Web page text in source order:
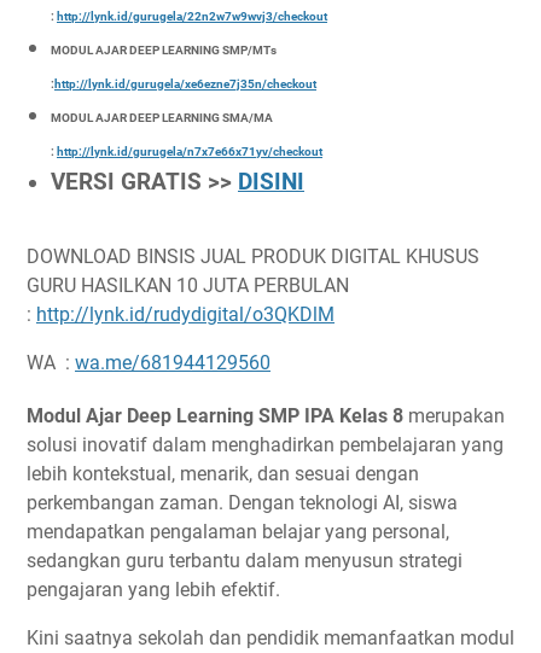
: http://lynk.id/gurugela/22n2w7w9wvj3/checkout
MODUL AJAR DEEP LEARNING SMP/MTs
: http://lynk.id/gurugela/xe6ezne7j35n/checkout
MODUL AJAR DEEP LEARNING SMA/MA
: http://lynk.id/gurugela/n7x7e66x71yv/checkout
VERSI GRATIS >> DISINI
DOWNLOAD BINSIS JUAL PRODUK DIGITAL KHUSUS
GURU HASILKAN 10 JUTA PERBULAN
: http://lynk.id/rudydigital/o3QKDlM
WA : wa.me/681944129560
Modul Ajar Deep Learning SMP IPA Kelas 8 merupakan
solusi inovatif dalam menghadirkan pembelajaran yang
lebih kontekstual, menarik, dan sesuai dengan
perkembangan zaman. Dengan teknologi AI, siswa
mendapatkan pengalaman belajar yang personal,
sedangkan guru terbantu dalam menyusun strategi
pengajaran yang lebih efektif.
Kini saatnya sekolah dan pendidik memanfaatkan modul